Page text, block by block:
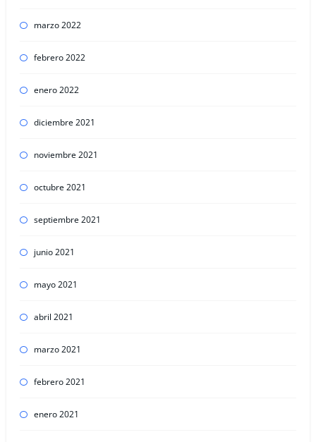
marzo 2022
febrero 2022
enero 2022
diciembre 2021
noviembre 2021
octubre 2021
septiembre 2021
junio 2021
mayo 2021
abril 2021
marzo 2021
febrero 2021
enero 2021